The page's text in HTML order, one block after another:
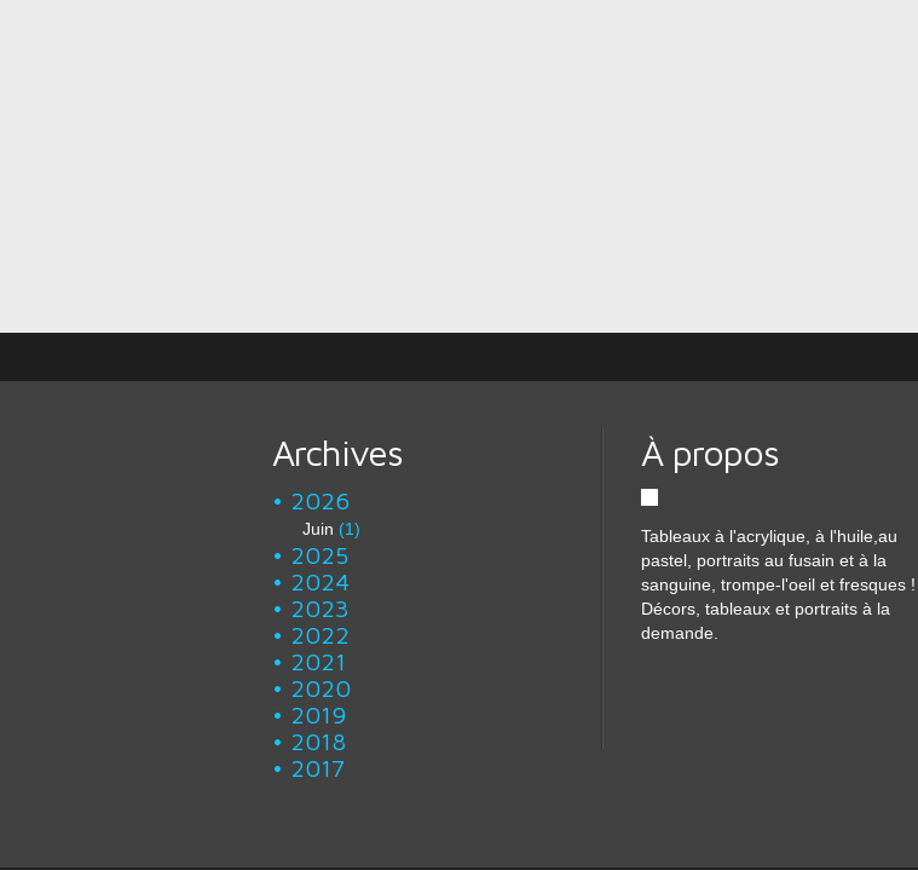
Archives
2026
Juin (1)
2025
2024
2023
2022
2021
2020
2019
2018
2017
À propos
Tableaux à l'acrylique, à l'huile,au
pastel, portraits au fusain et à la
sanguine, trompe-l'oeil et fresques !
Décors, tableaux et portraits à la
demande.